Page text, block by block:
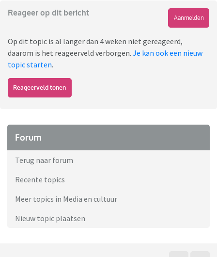
Reageer op dit bericht
Aanmelden
Op dit topic is al langer dan 4 weken niet gereageerd,
daarom is het reageerveld verborgen. Je kan ook een nieuw
topic starten.
Reageerveld tonen
Forum
Terug naar forum
Recente topics
Meer topics in Media en cultuur
Nieuw topic plaatsen